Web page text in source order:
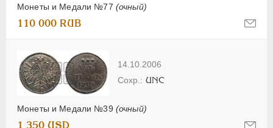
Монеты и Медали №77 (очный)
110 000 RUB
14.10.2006
Монеты и Медали №39 (очный)
UNC
1 350 USD